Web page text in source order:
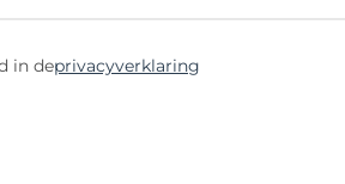
in deprivacyverklaring